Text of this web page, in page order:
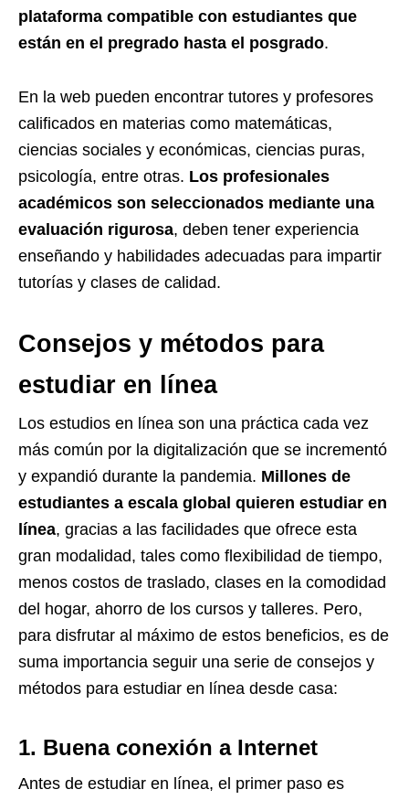
plataforma compatible con estudiantes que
están en el pregrado hasta el posgrado.
En la web pueden encontrar tutores y profesores
calificados en materias como matemáticas,
ciencias sociales y económicas, ciencias puras,
psicología, entre otras. Los profesionales
académicos son seleccionados mediante una
evaluación rigurosa, deben tener experiencia
enseñando y habilidades adecuadas para impartir
tutorías y clases de calidad.
Consejos y métodos para
estudiar en línea
Los estudios en línea son una práctica cada vez
más común por la digitalización que se incrementó
y expandió durante la pandemia. Millones de
estudiantes a escala global quieren estudiar en
línea, gracias a las facilidades que ofrece esta
gran modalidad, tales como flexibilidad de tiempo,
menos costos de traslado, clases en la comodidad
del hogar, ahorro de los cursos y talleres. Pero,
para disfrutar al máximo de estos beneficios, es de
suma importancia seguir una serie de consejos y
métodos para estudiar en línea desde casa:
1. Buena conexión a Internet
Antes de estudiar en línea, el primer paso es